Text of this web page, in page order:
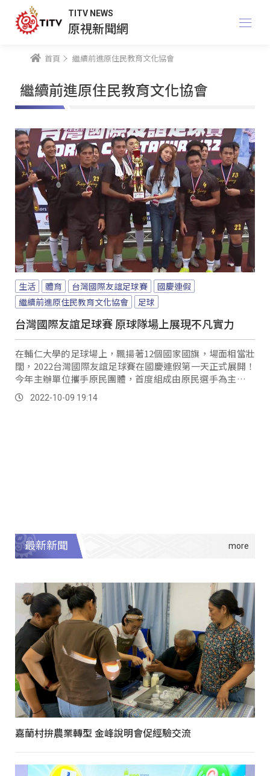
TITV NEWS
原視新聞網
首頁 繼續前進原住民教育文化協會
繼續前進原住民教育文化協會
生活 體育 台灣國際友誼足球賽
國慶連假
繼續前進原住民教育文化協會
足球
台灣國際友誼足球賽 原球隊場上展現不凡實力
在輔仁大學的足球場上，飄揚著12個國家國旗，場面相當壯
闊，2022台灣國際友誼足球賽在國慶連假第一天正式展開！
今年主辦單位攜手原民團體，首度組成由原民選手為主體的
兩支球隊擔任表演賽嘉賓，要用足球，讓世界看見原住民族
的不凡實力。
2022-10-09 19:14
最新新聞
嘉蘭村拚農業轉型 金峰說明會促經驗交流